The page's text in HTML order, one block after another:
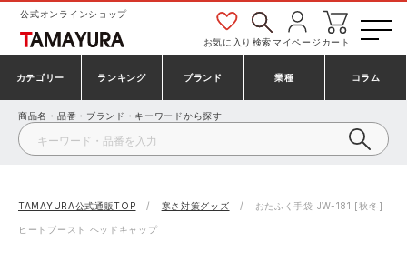
公式オンラインショップ
お気に入り 検索マイページ カート
カテゴリー
安全靴・作業靴
ランキング
安全靴ランキング
安全靴スニーカーランキング
ブランド
アシックス
プーマ コンバース（CONVERSE）
業種
建設・建築作業服
製造・工場作業服
コラム
商品名・品番・ブランド・キーワードから探す
TAMAYURA公式通販TOP 寒さ対策グッズ おたふく手袋 JW-181 [秋冬]
ヒートブースト ヘッドキャップ